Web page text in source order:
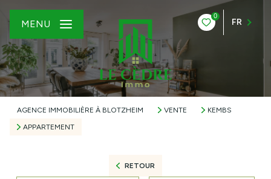
0
FR
MENU
AGENCE IMMOBILIÈRE À BLOTZHEIM VENTE
KEMBS
APPARTEMENT
RETOUR